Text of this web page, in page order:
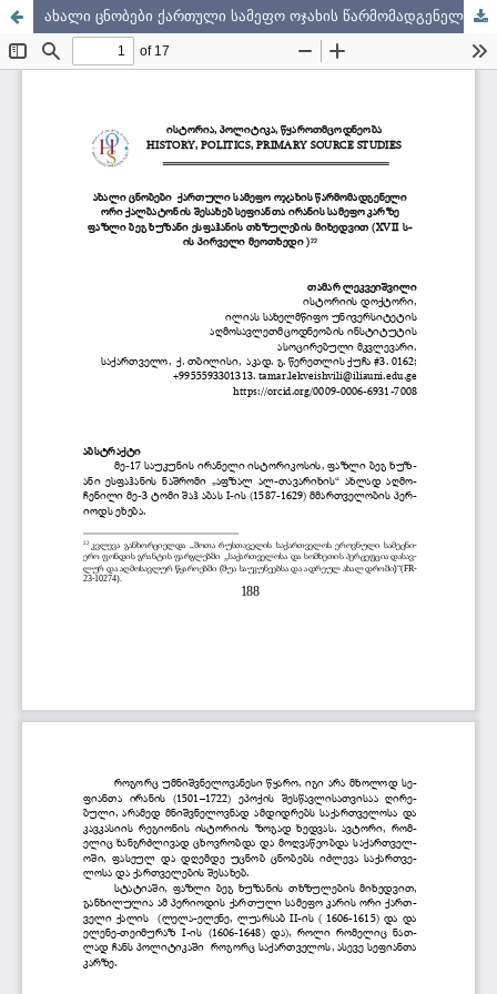
ახალი ცნობები ქართული სამეფო ოჯახის წარმომადგენელი ორი ქალბატონის შესახებ სეფიანთა ირანის სამეფო კარზე ფაზლი ბეგ ხუზანი ესფაჰანის თხზულების მიხედვით